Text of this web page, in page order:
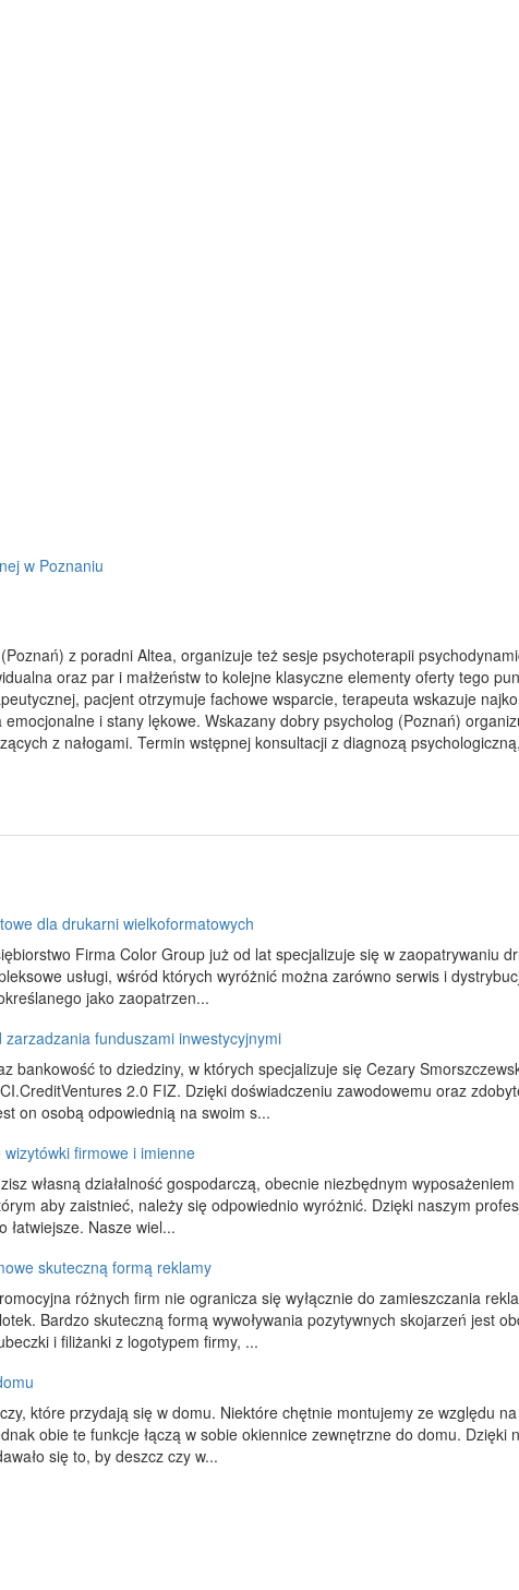
w Poznaniu
z poradni Altea, organizuje też sesje psychoterapii
oraz par i małżeństw to kolejne klasyczne elementy oferty tego
pacjent otrzymuje fachowe wsparcie, terapeuta wskazuje
i stany lękowe. Wskazany dobry psycholog (Poznań)
z nałogami. Termin wstępnej konsultacji z diagnozą
dla drukarni wielkoformatowych
Firma Color Group już od lat specjalizuje się w zaopatrywaniu
usługi, wśród których wyróżnić można zarówno serwis i
jako zaopatrzen...
zarzadzania funduszami inwestycyjnymi
bankowość to dziedziny, w których specjalizuje się Cezary
2.0 FIZ. Dzięki doświadczeniu zawodowemu oraz
on osobą odpowiednią na swoim s...
firmowe i imienne
własną działalność gospodarczą, obecnie niezbędnym
aby zaistnieć, należy się odpowiednio wyróżnić. Dzięki naszym
łatwiejsze. Nasze wiel...
skuteczną formą reklamy
różnych firm nie ogranicza się wyłącznie do zamieszczania
Bardzo skuteczną formą wywoływania pozytywnych skojarzeń jest
i filiżanki z logotypem firmy, ...
które przydają się w domu. Niektóre chętnie montujemy ze względu
obie te funkcje łączą w sobie okiennice zewnętrzne do domu.
się to, by deszcz czy w...